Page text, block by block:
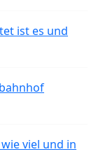
ist es und
viel und in